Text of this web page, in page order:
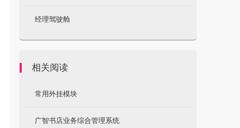
经理驾驶舱
相关阅读
常用外挂模块
广智书店业务综合管理系统